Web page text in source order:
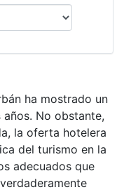
ha mostrado un
No obstante,
la oferta hotelera
del turismo en la
adecuados que